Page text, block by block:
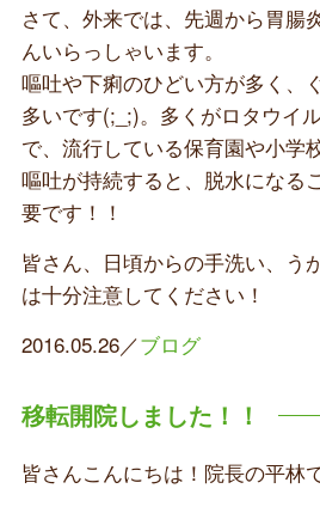
さて、外来では、先週から胃腸
んいらっしゃいます。
嘔吐や下痢のひどい方が多く、
多いです(;_;)。多くがロタウイ
で、流行している保育園や小学
嘔吐が持続すると、脱水になる
要です！！
皆さん、日頃からの手洗い、う
は十分注意してください！
2016.05.26／ブログ
移転開院しました！！
皆さんこんにちは！院長の平林